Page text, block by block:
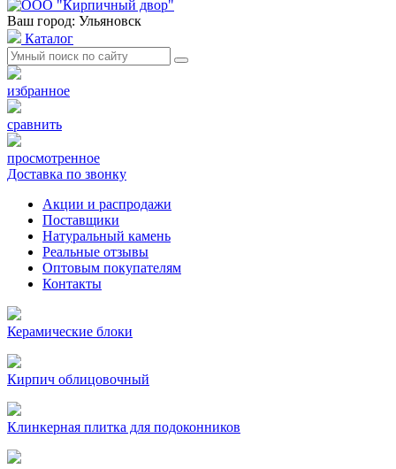
Ваш город: Ульяновск
Каталог
избранное
сравнить
просмотренное
Доставка по звонку
Акции и распродажи
Поставщики
Натуральный камень
Реальные отзывы
Оптовым покупателям
Контакты
Керамические блоки
Кирпич облицовочный
Клинкерная плитка для подоконников